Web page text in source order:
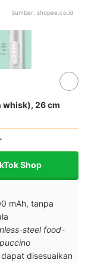
Sumber: shopee.co.id
whisk), 26 cm
Shop
mAh, tanpa
steel food-
disesuaikan